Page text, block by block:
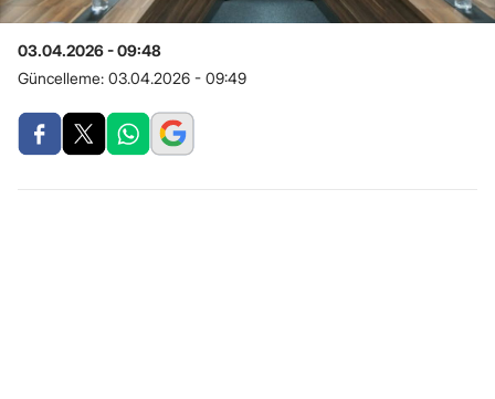
03.04.2026 - 09:48
Güncelleme: 03.04.2026 - 09:49